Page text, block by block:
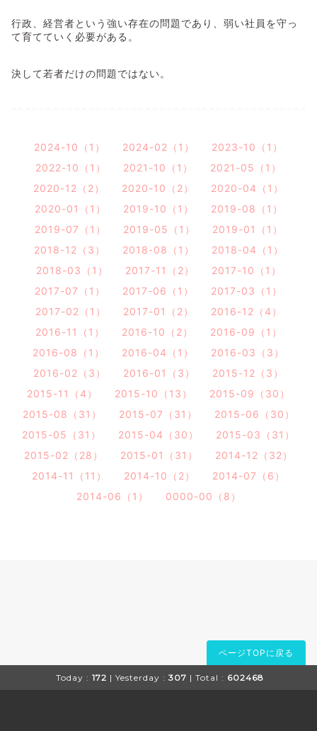
行政、経営者という強い存在の問題であり、弱い社員を守っ
て育てていく必要がある。
決して若者だけの問題ではない。
2024-10（1） 2024-02（1）
2023-10（1）
2022-10（1）
2021-10（1）
2021-05（1）
2020-12（2）
2020-10（2）
2020-04（1）
2020-01（1）
2019-10（1）
2019-08（1）
2019-07（1）
2019-05（1）
2019-01（1）
2018-12（3）
2018-08（1）
2018-04（1）
2018-03（1）
2017-11（2）
2017-10（1）
2017-07（1）
2017-06（1）
2017-03（1）
2017-02（1）
2017-01（2）
2016-12（4）
2016-11（1）
2016-10（2）
2016-09（1）
2016-08（1）
2016-04（1）
2016-03（3）
2016-02（3）
2016-01（3）
2015-12（3）
2015-11（4）
2015-10（13）
2015-09（30）
2015-08（31）
2015-07（31）
2015-06（30）
2015-05（31）
2015-04（30）
2015-03（31）
2015-02（28）
2015-01（31）
2014-12（32）
2014-11（11）
2014-10（2）
2014-07（6）
2014-06（1）
0000-00（8）
ページTOPに戻る
Today : 172 | Yesterday : 307 | Total : 602468